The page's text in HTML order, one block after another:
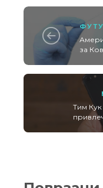
за
Тим Кук